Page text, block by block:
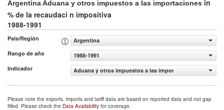
Argentina Aduana y otros impuestos a las importaciones in
% de la recaudaci n impositiva
1988-1991
País/Región
Argentina
Rango de año
1988-1991
Indicador
Aduana y otros impuestos a las importaciones (% de la
Please note the exports, imports and tariff data are based on reported data and not gap
filled. Please check the Data Availability for coverage.